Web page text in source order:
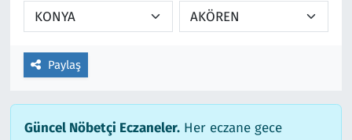
Paylaş
Güncel Nöbetçi Eczaneler.Her eczane gece